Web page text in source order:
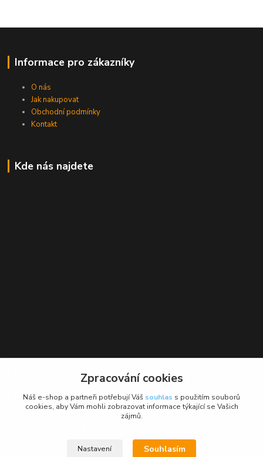
Informace pro zákazníky
O nás
Jak nakupovat
Obchodní podmínky
Kontakt
Kde nás najdete
BikeForce.cz
Zpracování cookies
Náš e-shop a partneři potřebují Váš souhlas s použitím souborů
cookies, aby Vám mohli zobrazovat informace týkající se Vašich
zájmů.
Nastavení Souhlasím